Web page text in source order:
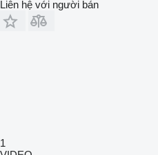
Liên hệ với người bán
1